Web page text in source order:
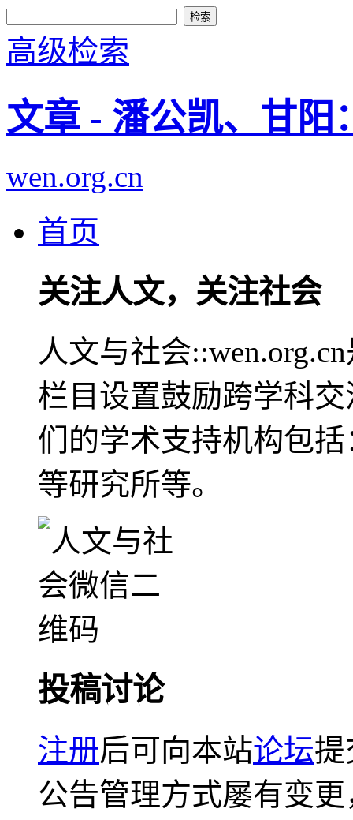
高级检索
文章 - 潘公凯、甘阳
wen.org.cn
首页
关注人文，关注社会
人文与社会
栏目设置鼓励跨学科
们的学术支持机构包
等研究所等。
投稿讨论
注册后可向本站论坛提
公告管理方式屡有变